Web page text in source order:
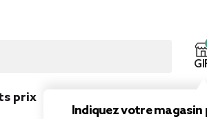
Indiquez votre magasin
prix